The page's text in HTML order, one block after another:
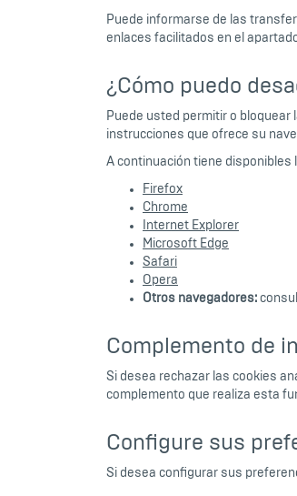
Puede informarse de las
enlaces facilitados en el
¿Cómo puedo
Puede usted permitir o bloquear
instrucciones que ofrece su
A continuación tiene
Firefox
Chrome
Internet Explorer
Microsoft Edge
Safari
Opera
Otros navegadores:
Complemento de
Si desea rechazar las cookies
complemento que realiza esta
Configure sus
Si desea configurar sus